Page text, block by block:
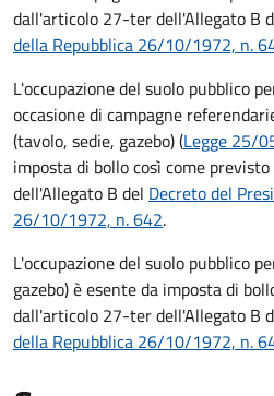
dall'articolo 27-ter dell'Allegato B
della Repubblica 26/10/1972, n.
L'occupazione del suolo pubblico
occasione di campagne
(tavolo, sedie, gazebo) (Legge 25/
imposta di bollo così come
dell'Allegato B del Decreto del
26/10/1972, n. 642.
L'occupazione del suolo pubblico
gazebo) è esente da imposta di
dall'articolo 27-ter dell'Allegato B
della Repubblica 26/10/1972, n.